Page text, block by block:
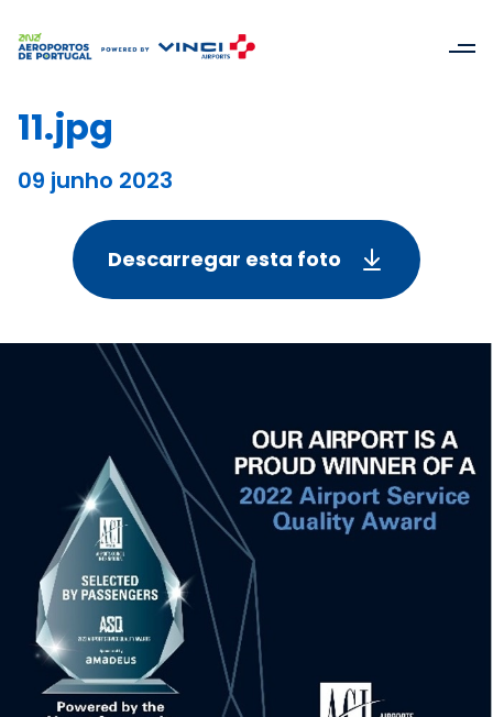
11.jpg
09 junho 2023
Descarregar esta foto